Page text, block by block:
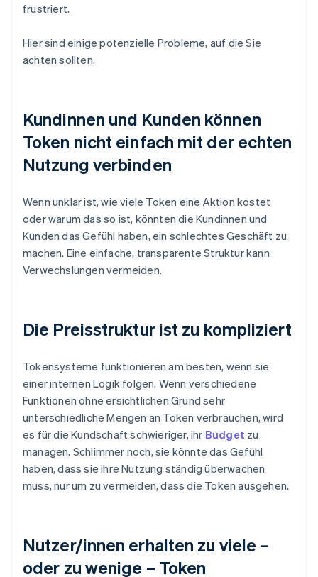
frustriert.
Hier sind einige potenzielle Probleme, auf die Sie
achten sollten.
Kundinnen und Kunden können
Token nicht einfach mit der echten
Nutzung verbinden
Wenn unklar ist, wie viele Token eine Aktion kostet
oder warum das so ist, könnten die Kundinnen und
Kunden das Gefühl haben, ein schlechtes Geschäft zu
machen. Eine einfache, transparente Struktur kann
Verwechslungen vermeiden.
Die Preisstruktur ist zu kompliziert
Tokensysteme funktionieren am besten, wenn sie
einer internen Logik folgen. Wenn verschiedene
Funktionen ohne ersichtlichen Grund sehr
unterschiedliche Mengen an Token verbrauchen, wird
es für die Kundschaft schwieriger, ihr Budget zu
managen. Schlimmer noch, sie könnte das Gefühl
haben, dass sie ihre Nutzung ständig überwachen
muss, nur um zu vermeiden, dass die Token ausgehen.
Nutzer/innen erhalten zu viele –
oder zu wenige – Token